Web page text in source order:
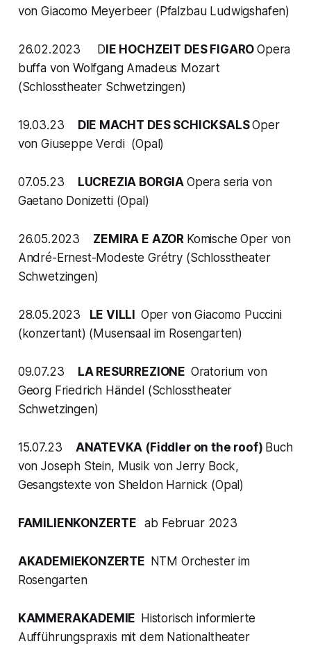
von Giacomo Meyerbeer (Pfalzbau Ludwigshafen)
26.02.2023 DIE HOCHZEIT DES FIGAROOpera
buffa von Wolfgang Amadeus Mozart
(Schlosstheater Schwetzingen)
19.03.23 DIE MACHT DES SCHICKSALSOper
von Giuseppe Verdi (Opal)
07.05.23 LUCREZIA BORGIA Opera seria von
Gaetano Donizetti (Opal)
26.05.2023 ZEMIRA E AZOR Komische Oper von
André-Ernest-Modeste Grétry (Schlosstheater
Schwetzingen)
28.05.2023 LE VILLI Oper von Giacomo Puccini
(konzertant) (Musensaal im Rosengarten)
09.07.23 LA RESURREZIONE Oratorium von
Georg Friedrich Händel (Schlosstheater
Schwetzingen)
15.07.23 ANATEVKA (Fiddler on the roof) Buch
von Joseph Stein, Musik von Jerry Bock,
Gesangstexte von Sheldon Harnick (Opal)
FAMILIENKONZERTEab Februar 2023
AKADEMIEKONZERTE NTM Orchester im
Rosengarten
KAMMERAKADEMIE Historisch informierte
Aufführungspraxis mit dem Nationaltheater